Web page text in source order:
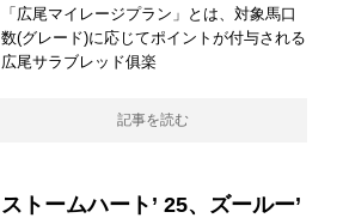
「広尾マイレージプラン」とは、対象馬口
数(グレード)に応じてポイントが付与される
広尾サラブレッド俱楽
記事を読む
ストームハート’ 25、ズールー’